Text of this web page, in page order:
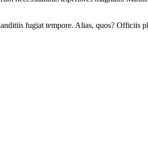
fugiat tempore. Alias, quos? Officiis